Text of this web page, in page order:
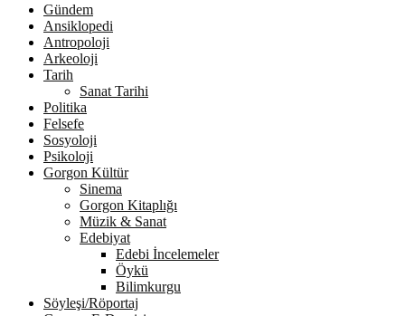
Gündem
Ansiklopedi
Antropoloji
Arkeoloji
Tarih
Sanat Tarihi
Politika
Felsefe
Sosyoloji
Psikoloji
Gorgon Kültür
Sinema
Gorgon Kitaplığı
Müzik & Sanat
Edebiyat
Edebi İncelemeler
Öykü
Bilimkurgu
Söyleşi/Röportaj